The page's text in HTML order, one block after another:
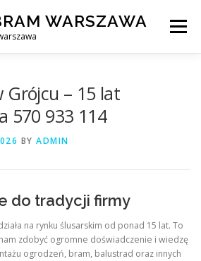
WARSZAWA Menu
Grójcu – 15 lat
570 933 114
BY ADMIN
do tradycji firmy
na rynku ślusarskim od ponad 15 lat. To
zdobyć ogromne doświadczenie i wiedzę
ogrodzeń, bram, balustrad oraz innych